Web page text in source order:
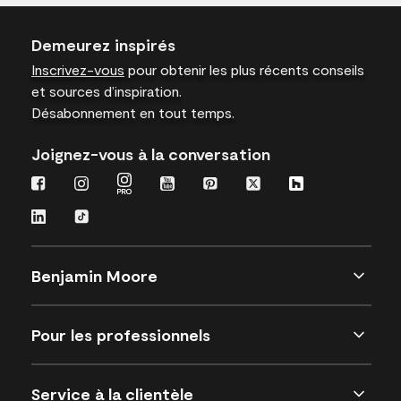
Demeurez inspirés
Inscrivez-vous pour obtenir les plus récents conseils
et sources d’inspiration.
Désabonnement en tout temps.
Joignez-vous à la conversation
Benjamin Moore
Pour les professionnels
Service à la clientèle